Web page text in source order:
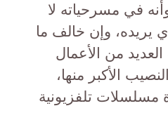
في مسرحياته لا
يريده، وإن خالف ما
من الأعمال
الأكبر منها،
تلفزيونية